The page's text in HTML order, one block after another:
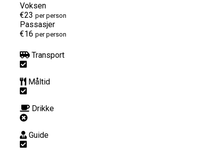
Voksen
€23 per person
Passasjer
€16 per person
Transport
Måltid
Drikke
Guide